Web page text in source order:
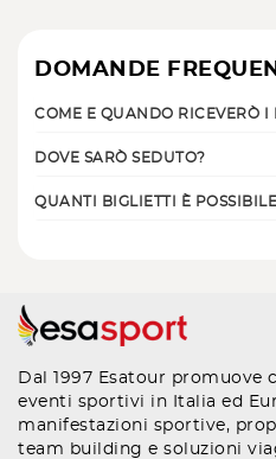
DOMANDE
COME E QUANDO RICEVERÒ I
DOVE SARÒ SEDUTO?
QUANTI BIGLIETTI È
Dal 1997 Esatour promuove
eventi sportivi in Italia ed
manifestazioni sportive,
team building e soluzioni